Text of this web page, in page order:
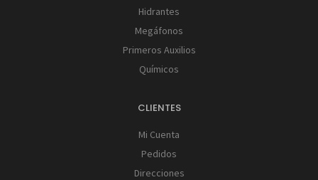
Hidrantes
Megáfonos
Primeros Auxilios
Químicos
CLIENTES
Mi Cuenta
Pedidos
Direcciones